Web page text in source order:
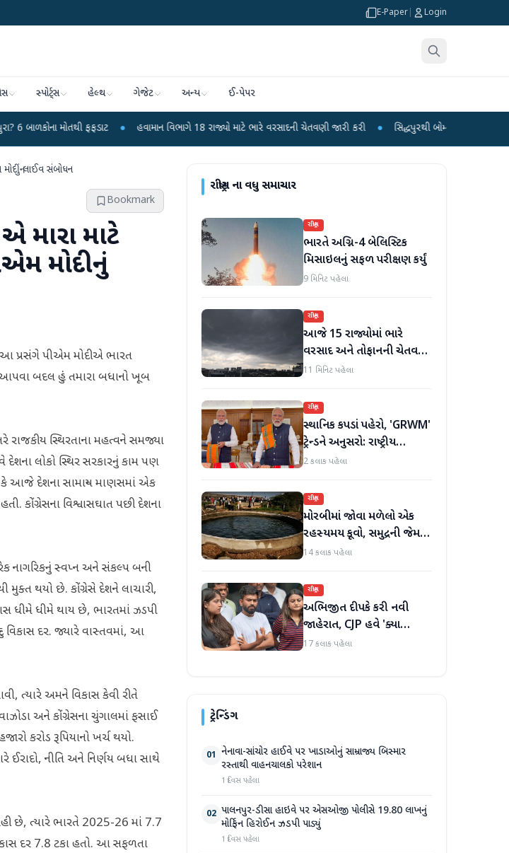
E-Paper Login
સ્પોર્ટ્સ હેલ્થ ગેજેટ અન્ય ઈ-પેપર
ફફડાટ ● હવામાન વિભાગે 18 રાજ્યો માટે ભારે વરસાદની ચેતવણી જારી કરી ● સિદ્ધપુરથી બોમ્બ બનાવવાની સામગ્રી સાથે જૈશના
લાઈવ સંબોધન
Bookmark
મારા માટે
મોદીનું
આ પ્રસંગે પીએમ મોદીએ ભારત
બદલ હું તમારા બધાનો ખૂબ
રાજકીય સ્થિરતાના મહત્વને સમજ્યા
લોકો સ્થિર સરકારનું કામ પણ
કે આજે દેશના સામાન્ય માણસમાં એક
કોંગ્રેસના વિશ્વાસઘાત પછી દેશના
નાગરિકનું સ્વપ્ન અને સંકલ્પ બની
મુક્ત થયો છે. કોંગ્રેસે દેશને લાચારી,
ધીમે ધીમે થાય છે, ભારતમાં ઝડપી
વિકાસ દર. જ્યારે વાસ્તવમાં, આ
ત્યારે અમને વિકાસ કેવી રીતે
અને કોંગ્રેસના ચુંગાલમાં ફસાઈ
કરોડ રૂપિયાનો ખર્ચ થયો.
ઈરાદો, નીતિ અને નિર્ણય બધા સાથે
છે, ત્યારે ભારતે 2025-26 માં 7.7
દર 7.8 ટકા હતો. આ સફળતા
રાષ્ટ્રીયના વધુ સમાચાર
રાષ્ટ્રીય
ભારતે અગ્નિ-4 બેલિસ્ટિક
મિસાઇલનું સફળ પરીક્ષણ કર્યું
9 મિનિટ પહેલા
રાષ્ટ્રીય
આજે 15 રાજ્યોમાં ભારે
વરસાદ અને તોફાનની ચેતવણી
જારી
11 મિનિટ પહેલા
રાષ્ટ્રીય
સ્થાનિક કપડાં પહેરો, 'GRWM'
ટ્રેન્ડને અનુસરો: રાષ્ટ્રીય
હાથવણાટ દિવસ પર
2 કલાક પહેલા
રાષ્ટ્રીય
મોરબીમાં જોવા મળેલો એક
રહસ્યમય કૂવો, સમુદ્રની જેમ
હિલોળા ખાતું પાણી
14 કલાક પહેલા
રાષ્ટ્રીય
અભિજીત દીપકે કરી નવી
જાહેરાત, CJP હવે 'ક્યા
બોલતી પબ્લિક' અભિયાન શરૂ
17 કલાક પહેલા
ટ્રેન્ડિંગ
01 નેનાવા-સાંચોર હાઈવે પર ખાડાઓનું સામ્રાજ્ય બિસ્માર
રસ્તાથી વાહનચાલકો પરેશાન
1 દિવસ પહેલા
02 પાલનપુર-ડીસા હાઇવે પર એસઓજી પોલીસે 19.80 લાખનું
મોર્ફિન હિરોઈન ઝડપી પાડ્યું
1 દિવસ પહેલા